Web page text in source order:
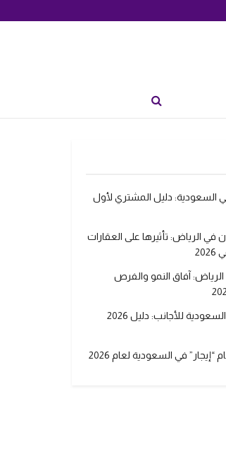
السعودية: دليل المشتري لأول
في الرياض: تأثيرها على العقارات
آفاق النمو والفرص
شراء العقارات في السعودية للأجانب: دليل 2026
في السعودية لعام 2026